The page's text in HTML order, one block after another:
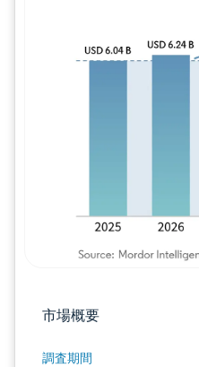
市場概要
調査期間